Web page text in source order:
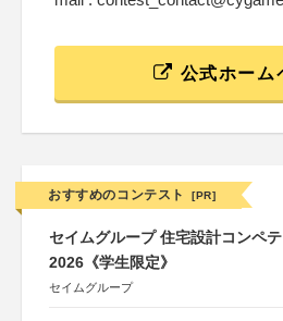
公式ホーム
おすすめのコンテスト [PR]
セイムグループ 住宅設計コンペ
2026《学生限定》
セイムグループ